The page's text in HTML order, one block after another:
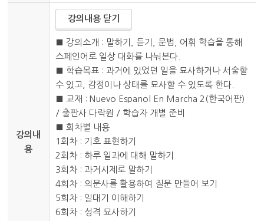
강의내
용
강의내용 닫기
■ 강의소개 : 말하기, 듣기, 문법, 어휘 학습을 통해
스페인어로 일상 대화를 나눠본다.
■ 학습목표 : 과거에 있었던 일을 묘사하거나 서술할
수 있고, 감정이나 상태를 묘사할 수 있도록 한다.
■ 교재 : Nuevo Espanol En Marcha 2(한국어판)
/ 출판사 다락원 / 학습자 개별 준비
■ 회차별 내용
1회차 : 기호 표현하기
2회차 : 하루 일과에 대해 말하기
3회차 : 과거시제로 말하기
4회차 : 의문사를 활용하여 질문 만들어 보기
5회차 : 일대기 이해하기
6회차 : 성격 묘사하기